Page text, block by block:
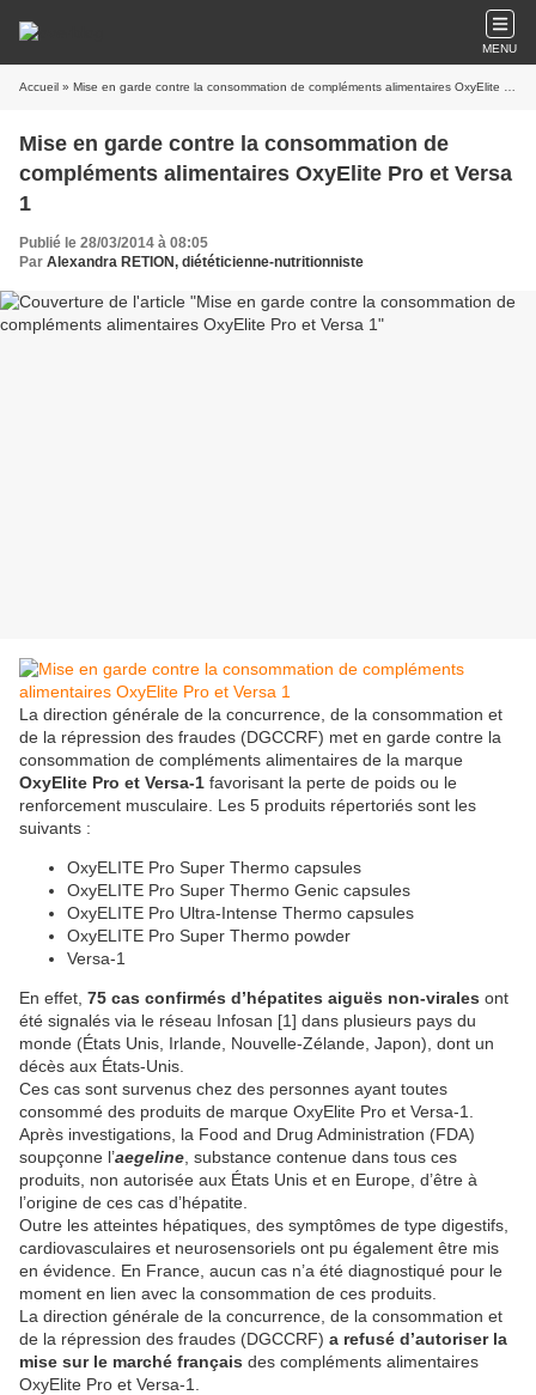
MENU
Accueil » Mise en garde contre la consommation de compléments alimentaires OxyElite Pro et Versa 1
Mise en garde contre la consommation de
compléments alimentaires OxyElite Pro et Versa
1
Publié le 28/03/2014 à 08:05
Par Alexandra RETION, diététicienne-nutritionniste
La direction générale de la concurrence, de la consommation et
de la répression des fraudes (DGCCRF) met en garde contre la
consommation de compléments alimentaires de la marque
OxyElite Pro et Versa-1 favorisant la perte de poids ou le
renforcement musculaire. Les 5 produits répertoriés sont les
suivants :
OxyELITE Pro Super Thermo capsules
OxyELITE Pro Super Thermo Genic capsules
OxyELITE Pro Ultra-Intense Thermo capsules
OxyELITE Pro Super Thermo powder
Versa-1
En effet, 75 cas confirmés d’hépatites aiguës non-virales ont
été signalés via le réseau Infosan [1] dans plusieurs pays du
monde (États Unis, Irlande, Nouvelle-Zélande, Japon), dont un
décès aux États-Unis.
Ces cas sont survenus chez des personnes ayant toutes
consommé des produits de marque OxyElite Pro et Versa-1.
Après investigations, la Food and Drug Administration (FDA)
soupçonne l’aegeline , substance contenue dans tous ces
produits, non autorisée aux États Unis et en Europe, d’être à
l’origine de ces cas d’hépatite.
Outre les atteintes hépatiques, des symptômes de type digestifs,
cardiovasculaires et neurosensoriels ont pu également être mis
en évidence. En France, aucun cas n’a été diagnostiqué pour le
moment en lien avec la consommation de ces produits.
La direction générale de la concurrence, de la consommation et
de la répression des fraudes (DGCCRF) a refusé d’autoriser la
mise sur le marché français des compléments alimentaires
OxyElite Pro et Versa-1.